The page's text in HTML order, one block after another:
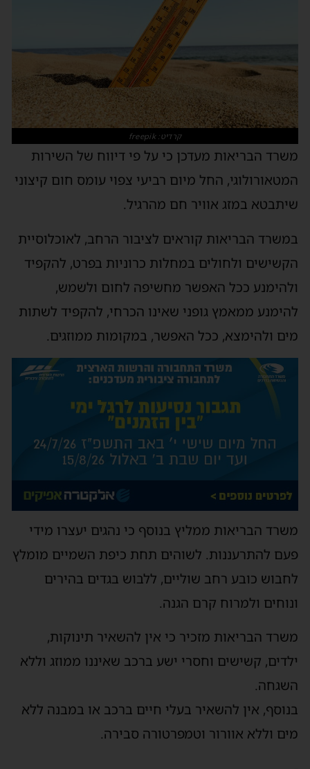
קרדיט: freepik
משרד הבריאות מעדכן כי על פי דיווח של השירות
המטאורולוגי, החל מיום רביעי צפוי עומס חום קיצוני
שיתבטא במזג אוויר חם מהרגיל.
במשרד הבריאות קוראים לציבור הרחב, לאוכלוסיית
הקשישים ולחולים במחלות כרוניות בפרט, להקפיד
ולהימנע ככל האפשר מחשיפה לחום ולשמש,
להימנע ממאמץ גופני שאינו הכרחי, להקפיד לשתות
מים ולהימצא, ככל האפשר, במקומות ממוזגים.
משרד הבריאות ממליץ בנוסף כי נהגים יעצרו מידי
פעם להתרעננות. לשוהים תחת כיפת השמיים מומלץ
לחבוש כובע רחב שוליים, ללבוש בגדים בהירים
ונוחים ולמרוח קרם הגנה.
משרד הבריאות מזכיר כי אין להשאיר תינוקות,
ילדים, קשישים וחסרי ישע ברכב שאיננו ממוזג וללא
השגחה.
בנוסף, אין להשאיר בעלי חיים ברכב או במבנה ללא
מים וללא אוורור וטמפרטורה סבירה.